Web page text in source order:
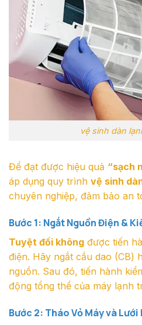
vệ sinh dàn
Để đạt được hiệu quả “sạch
áp dụng quy trình vệ sinh
chuyên nghiệp, đảm bảo an
Bước 1: Ngắt Nguồn Điện &
Tuyệt đối không được tiến
điện. Hãy ngắt cầu dao (CB)
nguồn. Sau đó, tiến hành
động tổng thể của máy lạnh
Bước 2: Tháo Vỏ Máy và Lưới